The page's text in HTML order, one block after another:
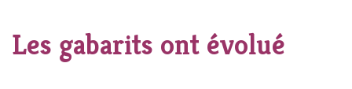
Les gabarits ont évolué